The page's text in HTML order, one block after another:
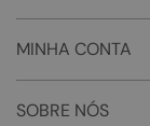
MINHA CONTA
SOBRE NÓS